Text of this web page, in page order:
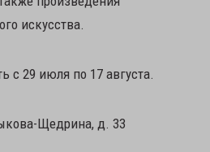
искусства.
с 29 июля по 17 августа.
Щедрина, д. 33